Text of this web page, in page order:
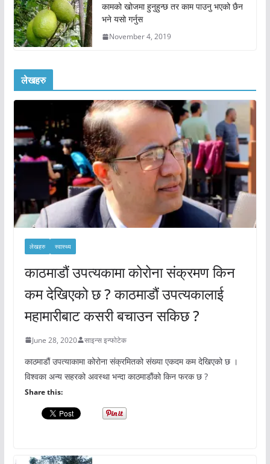
कामको खोजमा हुनुहुन्छ तर काम पाउनु भएको छैन
भने यसो गर्नुस
November 4, 2019
लेखहरु
लेखहरु स्वास्थ्य
काठमाडौं उपत्यकामा कोरोना संक्रमण किन
कम देखिएको छ ? काठमाडौं उपत्यकालाई
महामारीबाट कसरी बचाउन सकिछ ?
June 28, 2020 साइन्स इन्फोटेक
काठमाडौं उपत्याकामा कोरोना संक्रमितको संख्या एकदम कम देखिएको छ ।
विश्वका अन्य सहरको अवस्था भन्दा काठमाडौंको किन फरक छ ?
Share this: